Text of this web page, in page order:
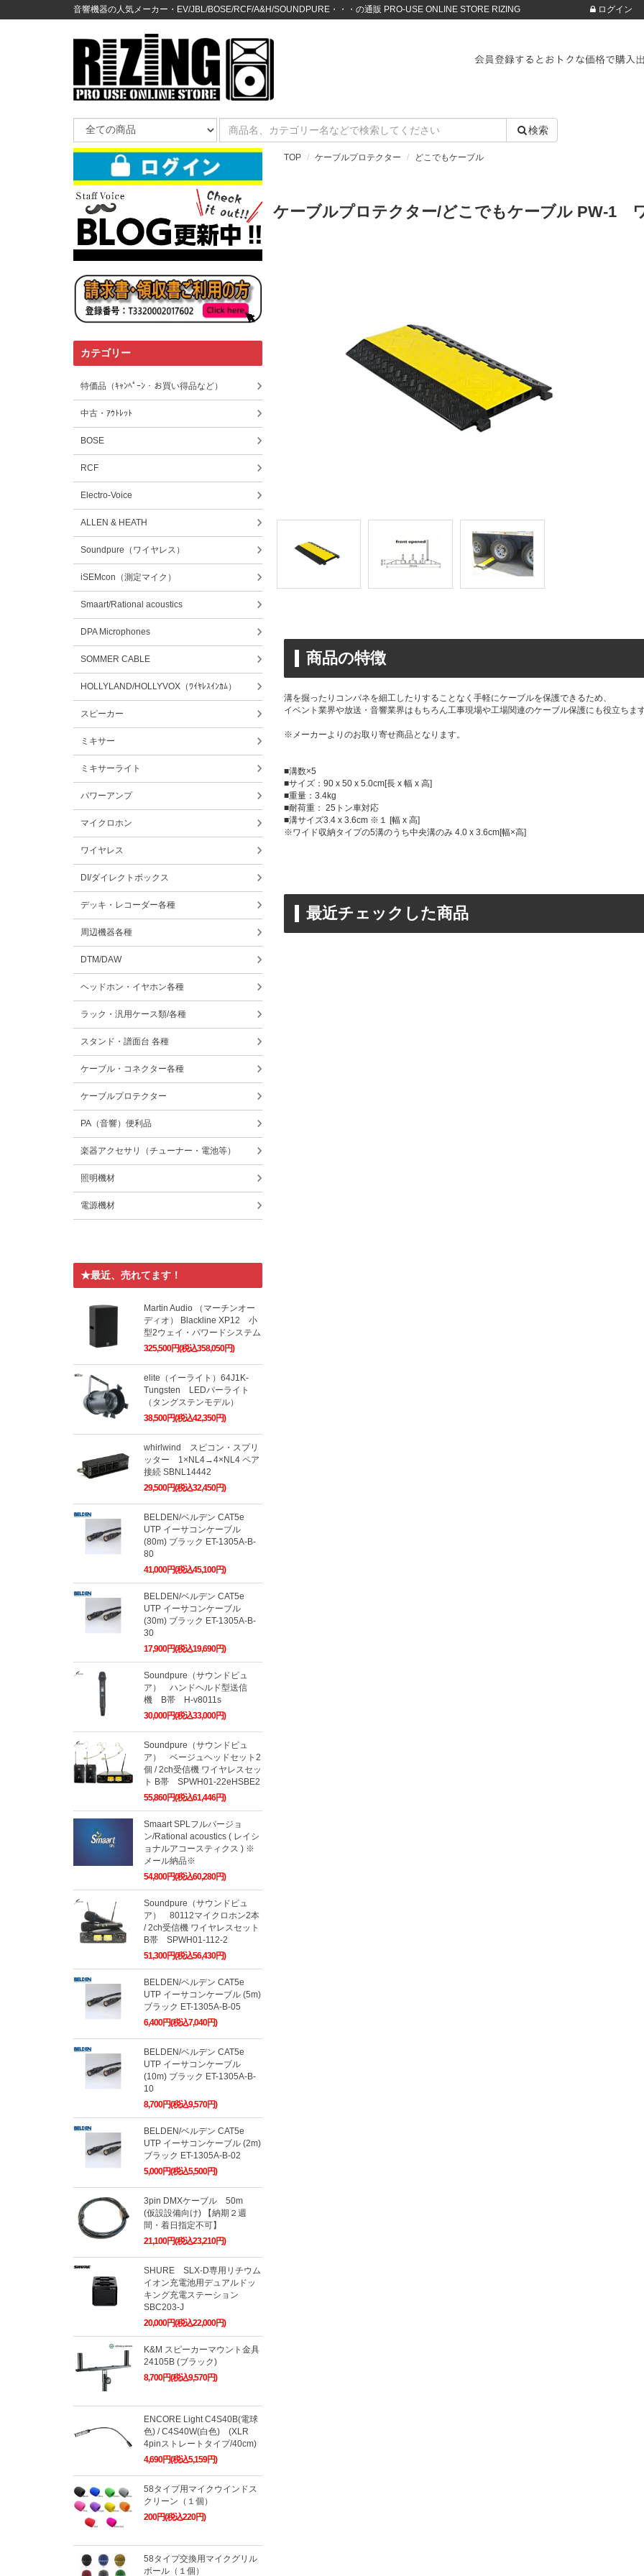
音響機器の人気メーカー・EV/JBL/BOSE/RCF/A&H/SOUNDPURE・・・の通販 PRO-USE ONLINE STORE RIZING ログイン
検索
TOP ケーブルプロテクター どこでもケーブル
ケーブルプロテクター/どこでもケーブル PW-1
商品の特徴
溝を掘ったりコンパネを細工したりすることなく手軽にケーブルを保護できるため、
イベント業界や放送・音響業界はもちろん工事現場や工場関連のケーブル保護にも役立ちま
※メーカーよりのお取り寄せ商品となります。
■溝数×5
■サイズ：90 x 50 x 5.0cm[長 x 幅 x 高]
■重量：3.4kg
■耐荷重： 25トン車対応
■溝サイズ3.4 x 3.6cm ※１ [幅 x 高]
※ワイド収納タイプの5溝のうち中央溝のみ 4.0 x 3.6cm[幅×高]
最近チェックした商品
カテゴリー
特価品（ｷｬﾝﾍﾟｰﾝ・お買い得品など）
中古・ｱｳﾄﾚｯﾄ
BOSE
RCF
Electro-Voice
ALLEN & HEATH
Soundpure（ワイヤレス）
iSEMcon（測定マイク）
Smaart/Rational acoustics
DPA Microphones
SOMMER CABLE
HOLLYLAND/HOLLYVOX（ﾜｲﾔﾚｽｲﾝｶﾑ）
スピーカー
ミキサー
ミキサーライト
パワーアンプ
マイクロホン
ワイヤレス
DI/ダイレクトボックス
デッキ・レコーダー各種
周辺機器各種
DTM/DAW
ヘッドホン・イヤホン各種
ラック・汎用ケース類/各種
スタンド・譜面台 各種
ケーブル・コネクター各種
ケーブルプロテクター
PA（音響）便利品
楽器アクセサリ（チューナー・電池等）
照明機材
電源機材
★最近、売れてます！
Martin Audio （マーチンオー
ディオ） Blackline XP12 小
型2ウェイ・パワードシステム
325,500円(税込358,050円)
elite（イーライト）64J1K-
Tungsten LEDパーライト
（タングステンモデル）
38,500円(税込42,350円)
whirlwind スピコン・スプリ
ッター 1×NL4→4×NL4 ペア
接続 SBNL14442
29,500円(税込32,450円)
BELDEN/ベルデン CAT5e
UTP イーサコンケーブル
(80m) ブラック ET-1305A-B-
80
41,000円(税込45,100円)
BELDEN/ベルデン CAT5e
UTP イーサコンケーブル
(30m) ブラック ET-1305A-B-
30
17,900円(税込19,690円)
Soundpure（サウンドピュ
ア） ハンドヘルド型送信
機 B帯 H-v8011s
30,000円(税込33,000円)
Soundpure（サウンドピュ
ア） ベージュヘッドセット2
個 / 2ch受信機 ワイヤレスセッ
ト B帯 SPWH01-22eHSBE2
55,860円(税込61,446円)
Smaart SPLフルバージョ
ン/Rational acoustics ( レイシ
ョナルアコースティクス ) ※
メール納品※
54,800円(税込60,280円)
Soundpure（サウンドピュ
ア） 80112マイクロホン2本
/ 2ch受信機 ワイヤレスセット
B帯 SPWH01-112-2
51,300円(税込56,430円)
BELDEN/ベルデン CAT5e
UTP イーサコンケーブル (5m)
ブラック ET-1305A-B-05
6,400円(税込7,040円)
BELDEN/ベルデン CAT5e
UTP イーサコンケーブル
(10m) ブラック ET-1305A-B-
10
8,700円(税込9,570円)
BELDEN/ベルデン CAT5e
UTP イーサコンケーブル (2m)
ブラック ET-1305A-B-02
5,000円(税込5,500円)
3pin DMXケーブル 50m
(仮設設備向け) 【納期２週
間・着日指定不可】
21,100円(税込23,210円)
SHURE SLX-D専用リチウム
イオン充電池用デュアルドッ
キング充電ステーション
SBC203-J
20,000円(税込22,000円)
K&M スピーカーマウント金具
24105B (ブラック)
8,700円(税込9,570円)
ENCORE Light C4S40B(電球
色) / C4S40W(白色) (XLR
4pinストレートタイプ/40cm)
4,690円(税込5,159円)
58タイプ用マイクウインドス
クリーン（１個）
200円(税込220円)
58タイプ交換用マイクグリル
ボール（１個）